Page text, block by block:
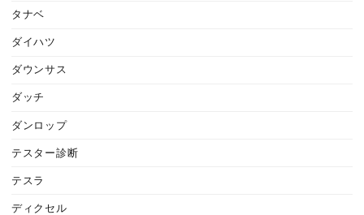
タナベ
ダイハツ
ダウンサス
ダッチ
ダンロップ
テスター診断
テスラ
ディクセル